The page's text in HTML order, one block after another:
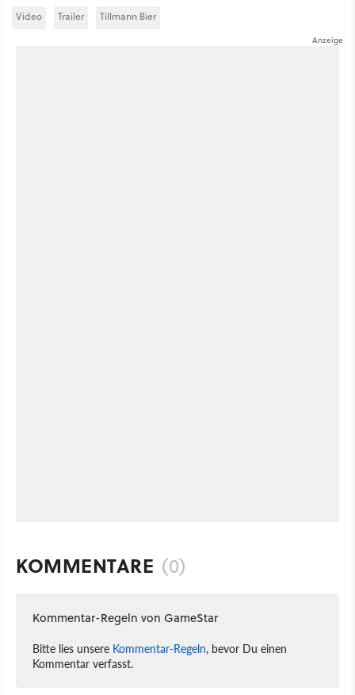
Video Trailer Tillmann Bier
KOMMENTARE (0)
Kommentar-Regeln von GameStar
Bitte lies unsere Kommentar-Regeln, bevor Du einen
Kommentar verfasst.